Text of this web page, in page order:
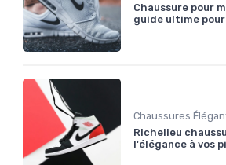
Chaussure pour
guide ultime
Richelieu
l'élégance à vos